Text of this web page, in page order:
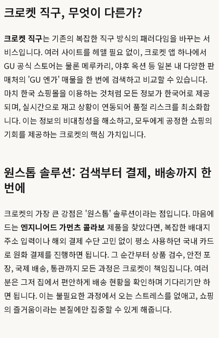
크로켓 직구, 무엇이 다른가?
크로켓 직구는 기존의 복잡한 직구 방식의 패러다임을 바꾸는 서
비스입니다. 여러 사이트를 헤맬 필요 없이, 크로켓 앱 하나에서
GU 공식 스토어는 물론 메루카리, 야후 옥션 등 일본 내 다양한 판
매처의 'GU 엔가' 매물을 한 번에 검색하고 비교할 수 있습니다.
마치 한국 쇼핑몰을 이용하는 것처럼 모든 정보가 한국어로 제공
되며, 실시간으로 재고 상황이 연동되어 품절 리스크를 최소화합
니다. 이는 정보의 비대칭성을 해소하고, 모두에게 공정한 쇼핑의
기회를 제공하는 크로켓의 핵심 가치입니다.
원스톱 솔루션: 검색부터 결제, 배송까지 한
번에
크로켓의 가장 큰 강점은 '원스톱' 솔루션이라는 점입니다. 마음에
드는 엔지니어드 가먼츠 콜라보 제품을 찾았다면, 복잡한 배대지
주소 입력이나 해외 결제 수단 고민 없이 평소 사용하던 국내 카드
로 원화 결제를 진행하면 됩니다. 그 순간부터 상품 검수, 안전 포
장, 국제 배송, 통관까지 모든 과정은 크로켓이 책임집니다. 여러
분은 그저 집에서 편안하게 배송 현황을 확인하며 기다리기만 하
면 됩니다. 이는 불필요한 과정에서 오는 스트레스를 없애고, 쇼핑
의 즐거움이라는 본질에만 집중할 수 있게 해줍니다.